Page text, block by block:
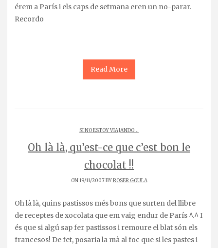
érem a París i els caps de setmana eren un no-parar.
Recordo
Read More
SI NO ESTOY VIAJANDO...
Oh là là, qu’est-ce que c’est bon le
chocolat !!
ON 19/11/2007 BYROSER GOULA
Oh là là, quins pastissos més bons que surten del llibre
de receptes de xocolata que em vaig endur de París ^.^ I
és que si algú sap fer pastissos i remoure el blat són els
francesos! De fet, posaria la mà al foc que si les pastes i